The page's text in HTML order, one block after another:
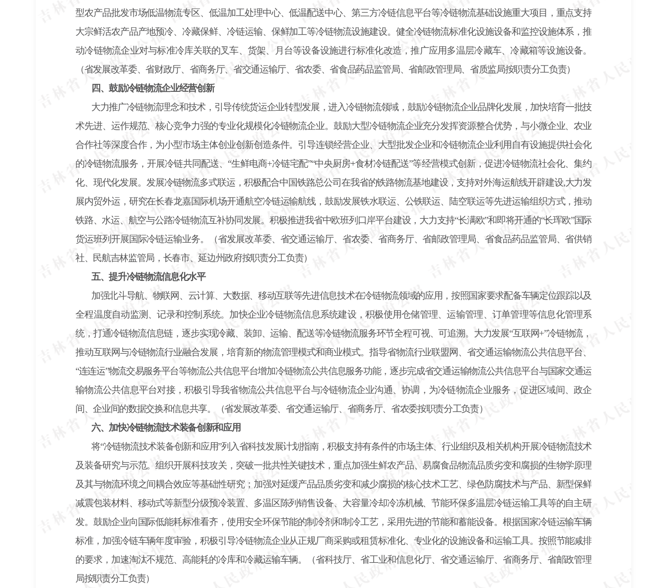
型农产品批发市场低温物流专区、低温加工处理中心、低温配送中心、第三方冷链信息平台等冷链物流基础设施重大项目，重点支持
大宗鲜活农产品产地预冷、冷藏保鲜、冷链运输、保鲜加工等冷链物流设施建设。健全冷链物流标准化设施设备和监控设施体系，推
动冷链物流企业对与标准冷库关联的叉车、货架、月台等设备设施进行标准化改造，推广应用多温层冷藏车、冷藏箱等设施设备。
（省发展改革委、省财政厅、省商务厅、省交通运输厅、省农委、省食品药品监管局、省邮政管理局、省质监局按职责分工负责）
四、鼓励冷链物流企业经营创新
大力推广冷链物流理念和技术，引导传统货运企业转型发展，进入冷链物流领域，鼓励冷链物流企业品牌化发展，加快培育一批技
术先进、运作规范、核心竞争力强的专业化规模化冷链物流企业。鼓励大型冷链物流企业充分发挥资源整合优势，与小微企业、农业
合作社等深度合作，为小型市场主体创业创新创造条件。引导连锁经营企业、大型批发企业和冷链物流企业利用自有设施提供社会化
的冷链物流服务，开展冷链共同配送、 “生鲜电商+冷链宅配”“中央厨房+食材冷链配送”等经营模式创新，促进冷链物流社会化、集约
化、现代化发展。发展冷链物流多式联运，积极配合中国铁路总公司在我省的铁路物流基地建设，支持对外海运航线开辟建设,大力发
展内贸外运，研究在长春龙嘉国际机场开通航空冷链运输航线，鼓励发展铁水联运、公铁联运、陆空联运等先进运输组织方式，推动
铁路、水运、航空与公路冷链物流互补协同发展。积极推进我省中欧班列口岸平台建设，大力支持“长满欧”和即将开通的“长珲欧”国际
货运班列开展国际冷链运输业务。（省发展改革委、省交通运输厅、省农委、省商务厅、省邮政管理局、省食品药品监管局、省供销
社、民航吉林监管局，长春市、延边州政府按职责分工负责）
五、提升冷链物流信息化水平
加强北斗导航、物联网、云计算、大数据、移动互联等先进信息技术在冷链物流领域的应用，按照国家要求配备车辆定位跟踪以及
全程温度自动监测、记录和控制系统。加快企业冷链物流信息系统建设，积极使用仓储管理、运输管理、订单管理等信息化管理系
统，打通冷链物流信息链，逐步实现冷藏、装卸、运输、配送等冷链物流服务环节全程可视、可追溯。大力发展“互联网+”冷链物流，
推动互联网与冷链物流行业融合发展，培育新的物流管理模式和商业模式。指导省物流行业联盟网、省交通运输物流公共信息平台、
“连连运”物流交易服务平台等物流公共信息平台增加冷链物流公共信息服务功能，逐步完成省交通运输物流公共信息平台与国家交通运
输物流公共信息平台对接，积极引导我省物流公共信息平台与冷链物流企业沟通、协调，为冷链物流企业服务，促进区域间、政企
间、企业间的数据交换和信息共享。（省发展改革委、省交通运输厅、省商务厅、省农委按职责分工负责）
六、加快冷链物流技术装备创新和应用
将“冷链物流技术装备创新和应用”列入省科技发展计划指南，积极支持有条件的市场主体、行业组织及相关机构开展冷链物流技术
及装备研究与示范。组织开展科技攻关，突破一批共性关键技术，重点加强生鲜农产品、易腐食品物流品质劣变和腐损的生物学原理
及其与物流环境之间耦合效应等基础性研究；加强对延缓产品品质劣变和减少腐损的核心技术工艺、绿色防腐技术与产品、新型保鲜
减震包装材料、移动式等新型分级预冷装置、多温区陈列销售设备、大容量冷却冷冻机械、节能环保多温层冷链运输工具等的自主研
发。鼓励企业向国际低能耗标准看齐，使用安全环保节能的制冷剂和制冷工艺，采用先进的节能和蓄能设备。根据国家冷链运输车辆
标准，加强冷链车辆年度审验，积极引导冷链物流企业从正规厂商采购或租赁标准化、专业化的设施设备和运输工具。按照节能减排
的要求，加速淘汰不规范、高能耗的冷库和冷藏运输车辆。（省科技厅、省工业和信息化厅、省交通运输厅、省商务厅、省邮政管理
局按职责分工负责）